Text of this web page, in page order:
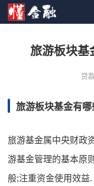
旅游板块基
贷
旅游板块基金有哪
旅游基金属中央财政
游基金管理的基本原
般;注重资金使用效益